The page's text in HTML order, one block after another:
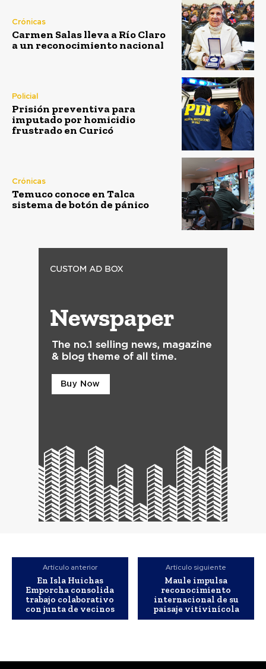
Crónicas
Carmen Salas lleva a Río Claro
a un reconocimiento nacional
Policial
Prisión preventiva para
imputado por homicidio
frustrado en Curicó
Crónicas
Temuco conoce en Talca
sistema de botón de pánico
Artículo anterior
En Isla Huichas
Emporcha consolida
trabajo colaborativo
con junta de vecinos
Artículo siguiente
Maule impulsa
reconocimiento
internacional de su
paisaje vitivinícola